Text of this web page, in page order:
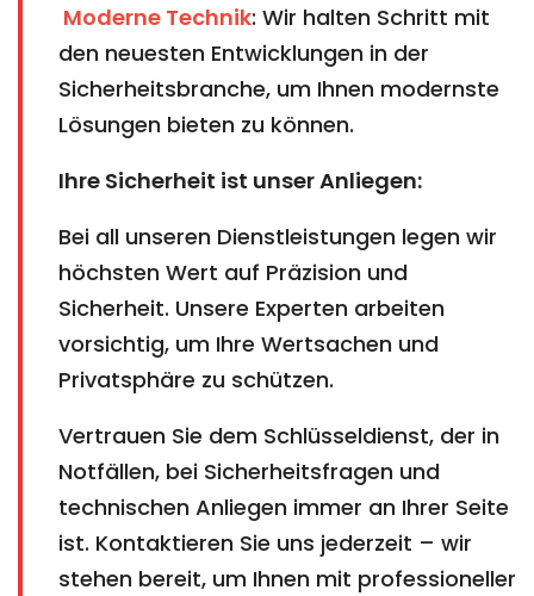
Moderne Technik: Wir halten Schritt mit
den neuesten Entwicklungen in der
Sicherheitsbranche, um Ihnen modernste
Lösungen bieten zu können.
Ihre Sicherheit ist unser Anliegen:
Bei all unseren Dienstleistungen legen wir
höchsten Wert auf Präzision und
Sicherheit. Unsere Experten arbeiten
vorsichtig, um Ihre Wertsachen und
Privatsphäre zu schützen.
Vertrauen Sie dem Schlüsseldienst, der in
Notfällen, bei Sicherheitsfragen und
technischen Anliegen immer an Ihrer Seite
ist. Kontaktieren Sie uns jederzeit – wir
stehen bereit, um Ihnen mit professioneller